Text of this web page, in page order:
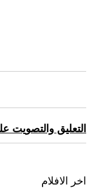
التعليق والتصويت
اخر الافلام